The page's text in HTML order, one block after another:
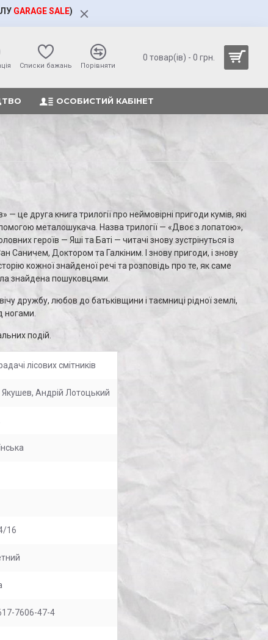
GARAGE SALE)
Cписки бажань Порівняти
0 товар(ів) - 0 грн.
ОСОБИСТИЙ КАБІНЕТ
— це друга книга трилогії про неймовірні пригоди кумів, які
металошукача. Назва трилогії — «Двоє з лопатою»,
героїв — Яші та Баті — читачі знову зустрінуться із
Саничем, Доктором та Галкіним. І знову пригоди, і знову
кожної знайденої речі та розповідь про те, як саме
знайдена пошуковцями.
дружбу, любов до батьківщини і таємниці рідної землі,
ногами.
подій.
лісових смітників
Якушев, Андрій Лотоцький
16
7606-47-4